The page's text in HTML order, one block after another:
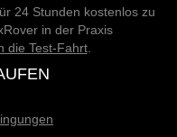
24 Stunden kostenlos zu
in der Praxis
die Test-Fahrt.